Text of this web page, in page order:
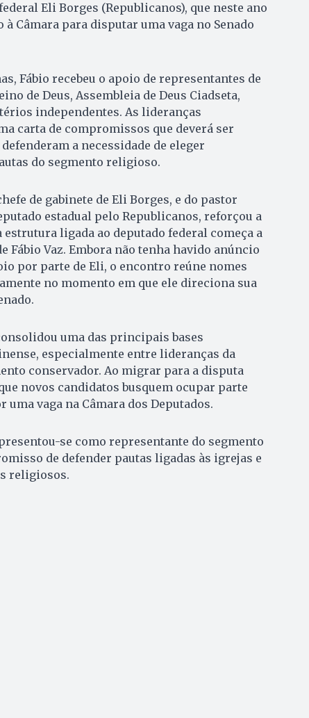
Eli Borges (Republicanos), que neste ano
Câmara para disputar uma vaga no Senado
Fábio recebeu o apoio de representantes de
de Deus, Assembleia de Deus Ciadseta,
independentes. As lideranças
carta de compromissos que deverá ser
a necessidade de eleger
do segmento religioso.
de gabinete de Eli Borges, e do pastor
estadual pelo Republicanos, reforçou a
ligada ao deputado federal começa a
Fábio Vaz. Embora não tenha havido anúncio
por parte de Eli, o encontro reúne nomes
no momento em que ele direciona sua
uma das principais bases
especialmente entre lideranças da
conservador. Ao migrar para a disputa
novos candidatos busquem ocupar parte
vaga na Câmara dos Deputados.
se como representante do segmento
de defender pautas ligadas às igrejas e
religiosos.